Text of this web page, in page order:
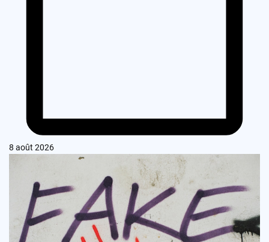
8 août 2026